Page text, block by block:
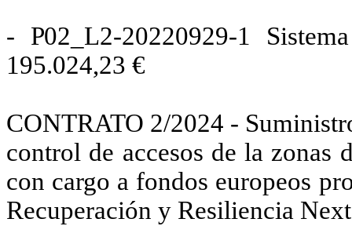
- P02_L2-20220929-1
195.024,23 €
CONTRATO 2/2024 -
control de accesos de la zonas
con cargo a fondos europeos
Recuperación y Resiliencia